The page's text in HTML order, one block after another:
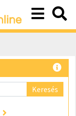
Keresés